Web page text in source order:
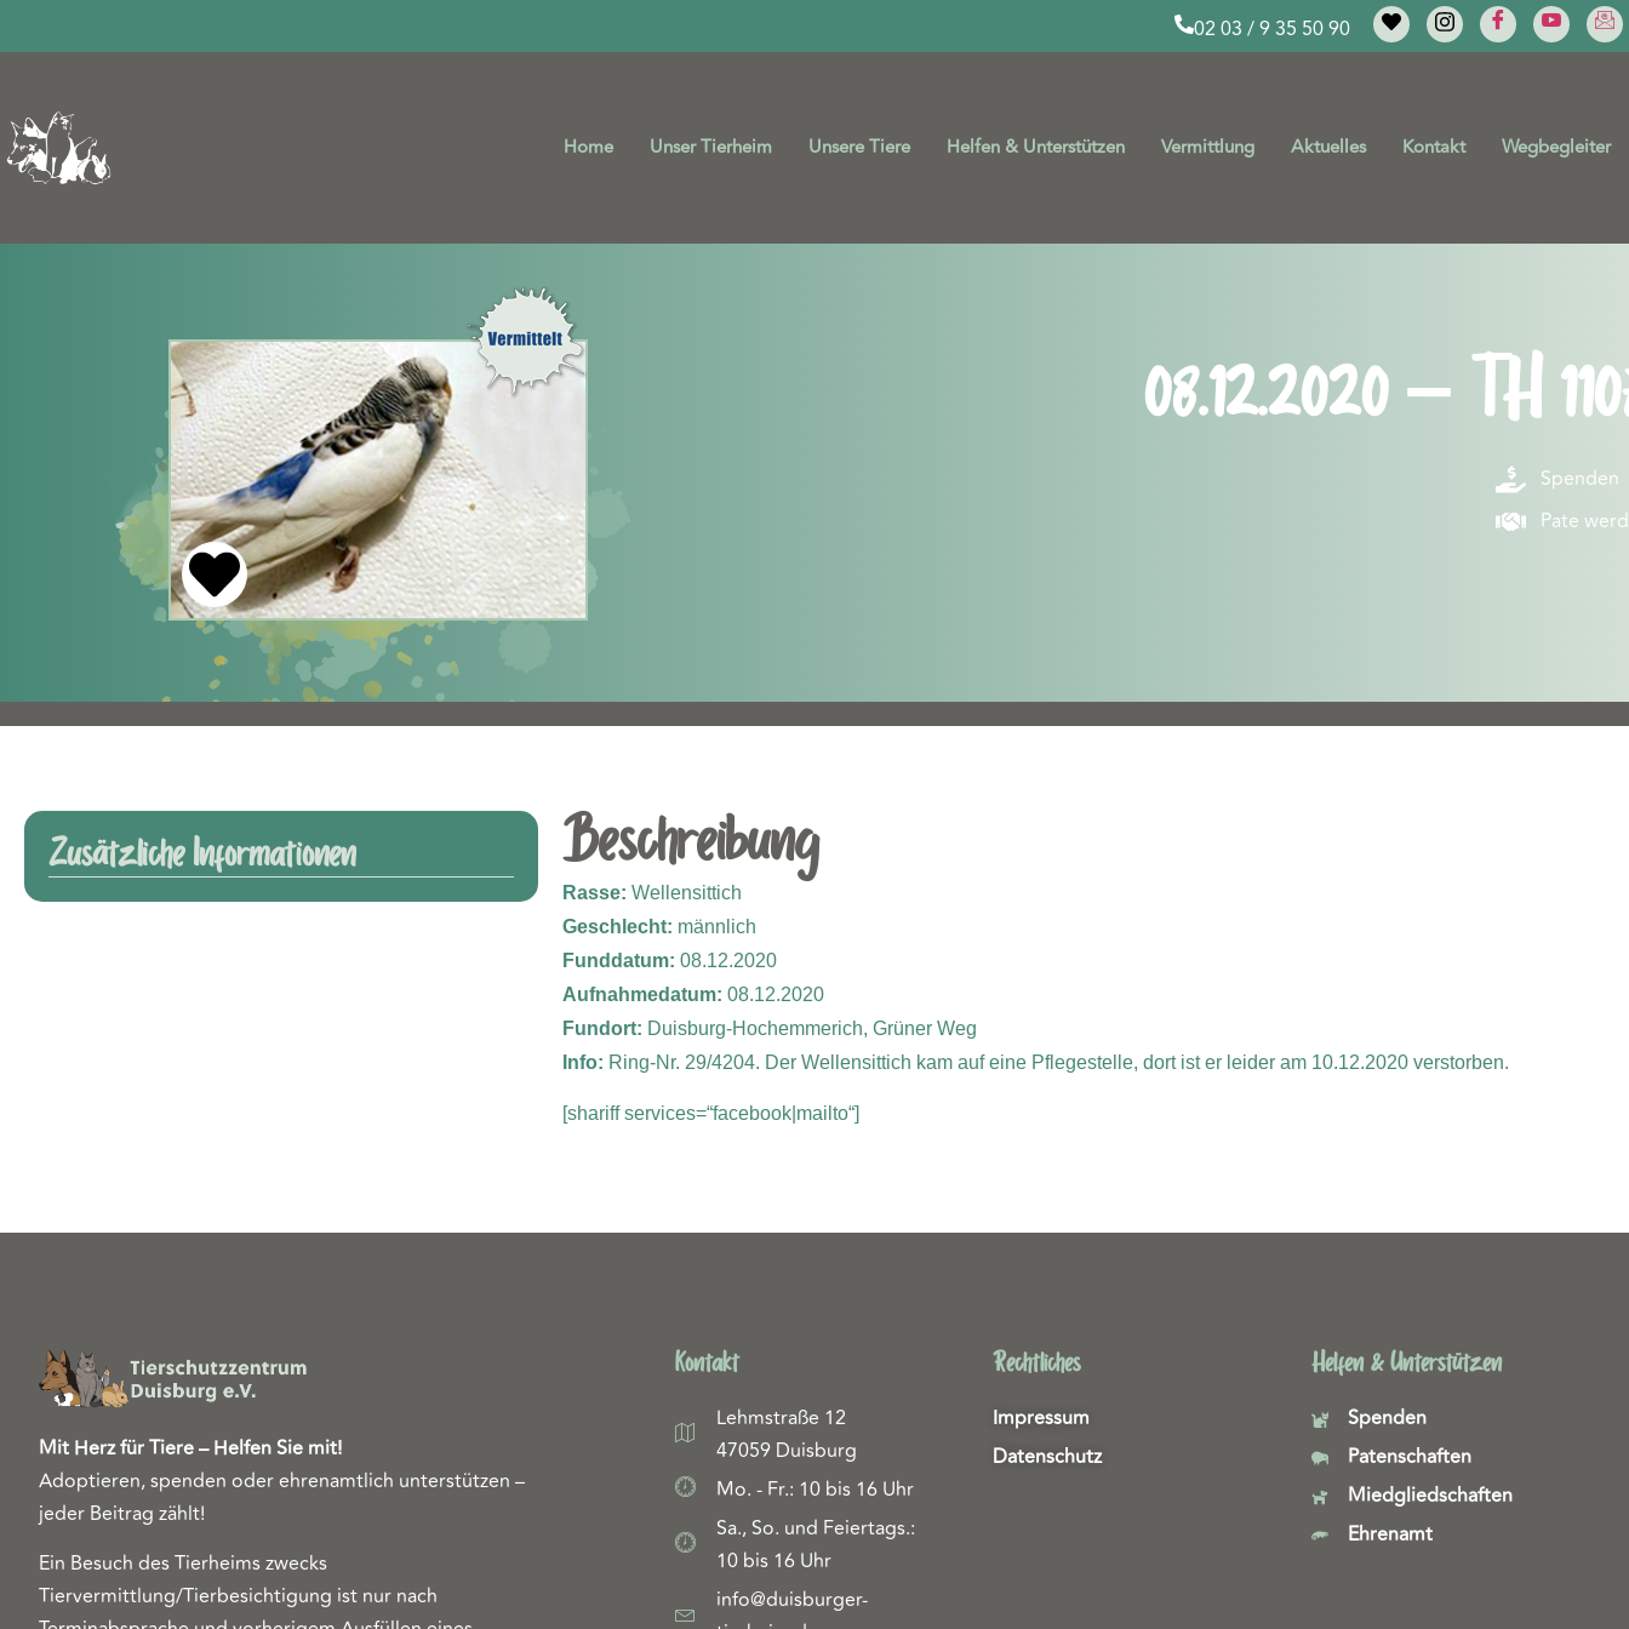
02 03 / 9 35 50 90
Home Unser Tierheim Unsere Tiere Helfen & Unterstützen Vermittlung Aktuelles Kontakt Wegbegleiter
08.12.2020 – TH
Spenden
Pate
Zusätzliche Informationen Beschreibung
Rasse: Wellensittich
Geschlecht: männlich
Funddatum: 08.12.2020
Aufnahmedatum: 08.12.2020
Fundort: Duisburg-Hochemmerich, Grüner Weg
Info: Ring-Nr. 29/4204. Der Wellensittich kam auf eine Pflegestelle, dort ist er leider am 10.12.2020 verstorben.
[shariff services=“facebook|mailto“]
Mit Herz für Tiere – Helfen Sie mit!
Adoptieren, spenden oder ehrenamtlich unterstützen –
jeder Beitrag zählt!
Ein Besuch des Tierheims zwecks
Tiervermittlung/Tierbesichtigung ist nur nach
Kontakt
Lehmstraße 12
47059 Duisburg
Mo. - Fr.: 10 bis 16 Uhr
Sa., So. und Feiertags.:
10 bis 16 Uhr
info@duisburger-
Rechtliches
Impressum
Datenschutz
Helfen & Unterstützen
Spenden
Patenschaften
Miedgliedschaften
Ehrenamt